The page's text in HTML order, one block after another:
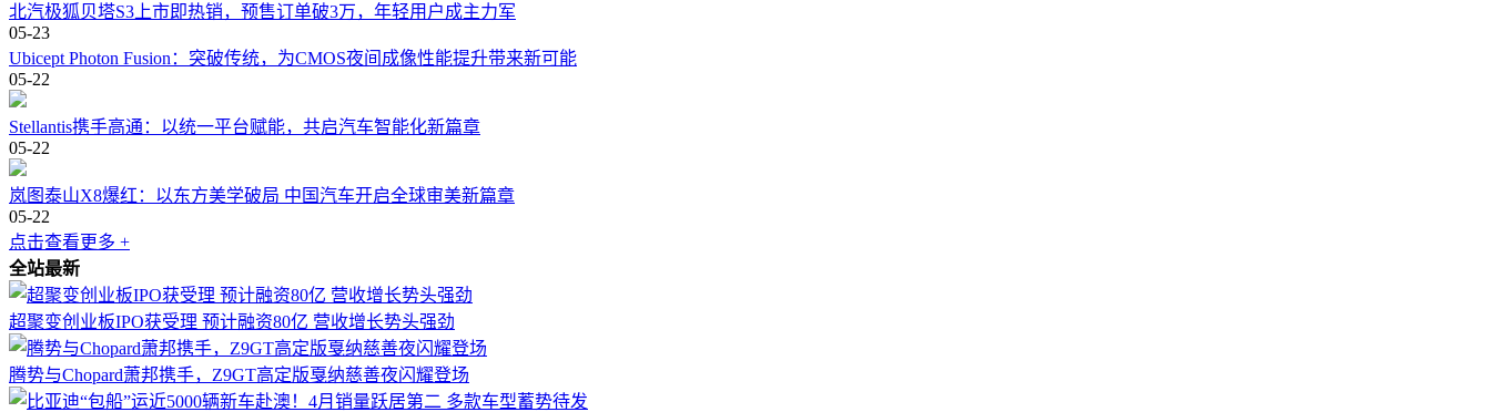
北汽极狐贝塔S3上市即热销，预售订单破3万，年轻用户成主力军
05-23
Ubicept Photon Fusion：突破传统，为CMOS夜间成像性能提升带来新可能
05-22
Stellantis携手高通：以统一平台赋能，共启汽车智能化新篇章
05-22
岚图泰山X8爆红：以东方美学破局 中国汽车开启全球审美新篇章
05-22
点击查看更多 +
全站最新
超聚变创业板IPO获受理 预计融资80亿 营收增长势头强劲
腾势与Chopard萧邦携手，Z9GT高定版戛纳慈善夜闪耀登场